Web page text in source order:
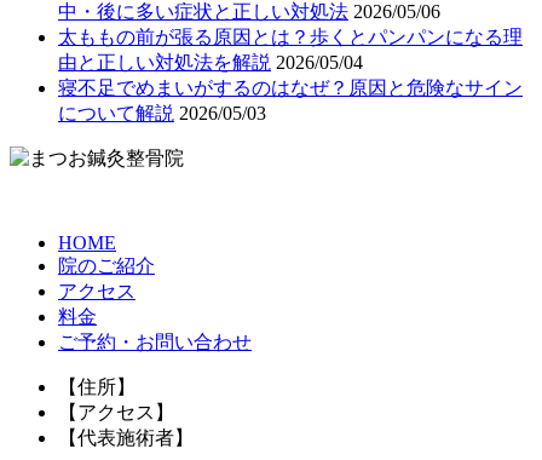
中・後に多い症状と正しい対処法 2026/05/06
太ももの前が張る原因とは？歩くとパンパンになる理
由と正しい対処法を解説 2026/05/04
寝不足でめまいがするのはなぜ？原因と危険なサイン
について解説 2026/05/03
HOME
院のご紹介
アクセス
料金
ご予約・お問い合わせ
【住所】
【アクセス】
【代表施術者】